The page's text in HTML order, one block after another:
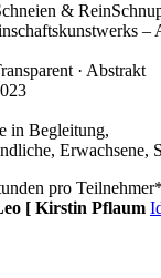
&
–
· Abstrakt
in Begleitung,
Erwachsene,
pro
[ Kirstin Pflaum